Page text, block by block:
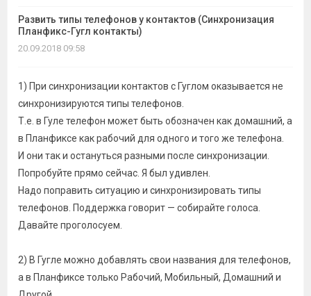
Развить типы телефонов у контактов (Синхронизация
Планфикс-Гугл контакты)
20.09.2018 09:58
1) При синхронизации контактов с Гуглом оказывается не
синхронизируются типы телефонов.
Т.е. в Гуле телефон может быть обозначен как домашний, а
в Планфиксе как рабочий для одного и того же телефона.
И они так и остануться разными после синхронизации.
Попробуйте прямо сейчас. Я был удивлен.
Надо поправить ситуацию и синхронизировать типы
телефонов. Поддержка говорит — собирайте голоса.
Давайте проголосуем.
2) В Гугле можно добавлять свои названия для телефонов,
а в Планфиксе только Рабочий, Мобильный, Домашний и